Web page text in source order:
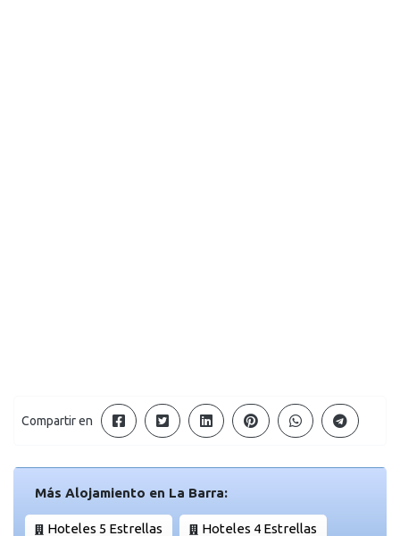
Compartir en
Más Alojamiento en La Barra:
Hoteles 5 Estrellas Hoteles 4 Estrellas